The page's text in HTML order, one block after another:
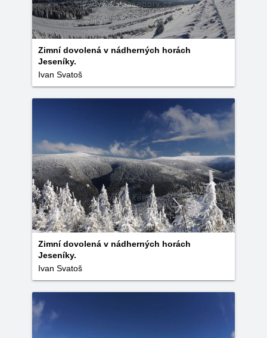
Zimní dovolená v nádherných horách
Jeseníky.
Ivan Svatoš
Zimní dovolená v nádherných horách
Jeseníky.
Ivan Svatoš